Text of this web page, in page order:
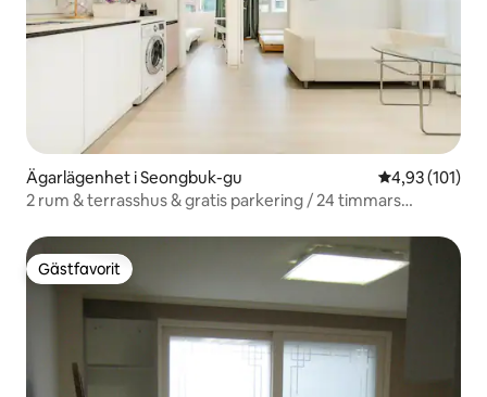
Ägarlägenhet i Seongbuk-gu 4,93 av 5 i
4,93 (101)
2 rum & terrasshus & gratis parkering / 24 timmars
till tunnelbanan / hiss
Gästfavorit
Gästfavorit